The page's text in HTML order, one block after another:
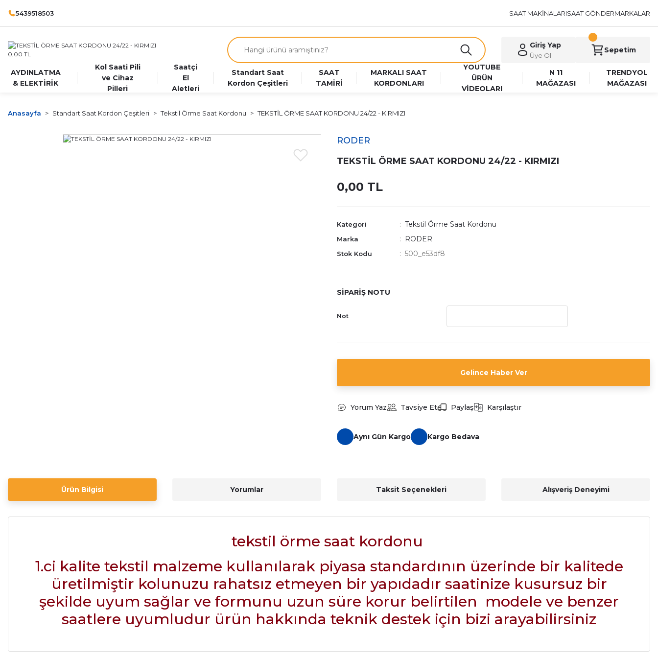
5439518503 SAAT MAKİNALARISAAT GÖNDERMARKALAR
Giriş Yap
Üye Ol
Sepetim
AYDINLATMA
& ELEKTİRİK
Kol Saati Pili
ve Cihaz
Pilleri
Saatçi
El
Aletleri
Standart Saat
Kordon Çeşitleri
SAAT
TAMİRİ
MARKALI SAAT
KORDONLARI
YOUTUBE
ÜRÜN
VİDEOLARI
N 11
MAĞAZASI
TRENDYOL
MAĞAZASI
Anasayfa Standart Saat Kordon Çeşitleri Tekstil Örme Saat Kordonu TEKSTİL ÖRME SAAT KORDONU 24/22 - KIRMIZI
RODER
TEKSTİL ÖRME SAAT KORDONU 24/22 - KIRMIZI
0,00 TL
Kategori Tekstil Örme Saat Kordonu
Marka RODER
Stok Kodu 500_e53df8
SİPARİŞ NOTU
Not
Gelince Haber Ver
Yorum Yaz Tavsiye Et Paylaş Karşılaştır
Aynı Gün Kargo Kargo Bedava
Ürün Bilgisi Yorumlar Taksit Seçenekleri Alışveriş Deneyimi
tekstil örme saat kordonu
1.ci kalite tekstil malzeme kullanılarak piyasa standardının üzerinde bir kalitede
üretilmiştir kolunuzu rahatsız etmeyen bir yapıdadır saatinize kusursuz bir
şekilde uyum sağlar ve formunu uzun süre korur belirtilen modele ve benzer
saatlere uyumludur ürün hakkında teknik destek için bizi arayabilirsiniz